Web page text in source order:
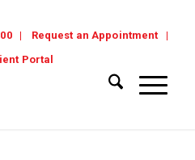
Request an Appointment
Portal